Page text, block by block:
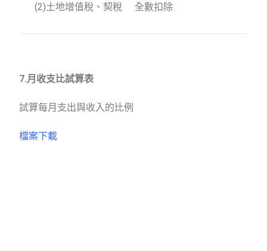
(2)土地增值稅、契稅 全數扣除
7.月收支比試算表
試算每月支出與收入的比例
檔案下載